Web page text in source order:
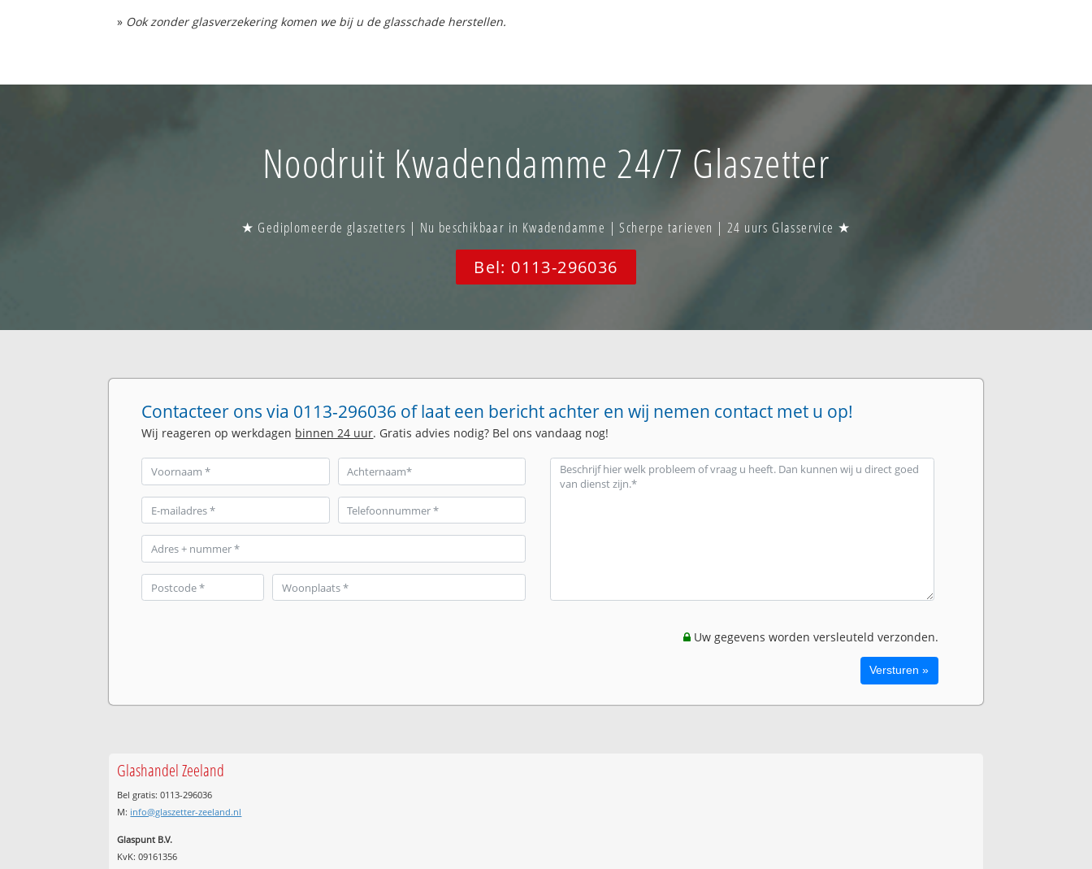
» Ook zonder glasverzekering komen we bij u de glasschade herstellen.
Noodruit Kwadendamme 24/7 Glaszetter
★ Gediplomeerde glaszetters | Nu beschikbaar in Kwadendamme | Scherpe tarieven | 24 uurs Glasservice ★
Bel: 0113-296036
Contacteer ons via 0113-296036 of laat een bericht achter en wij nemen contact met u op!
Wij reageren op werkdagen binnen 24 uur. Gratis advies nodig? Bel ons vandaag nog!
Uw gegevens worden versleuteld verzonden.
Glashandel Zeeland
Bel gratis: 0113-296036
M: info@glaszetter-zeeland.nl
Glaspunt B.V.
KvK: 09161356